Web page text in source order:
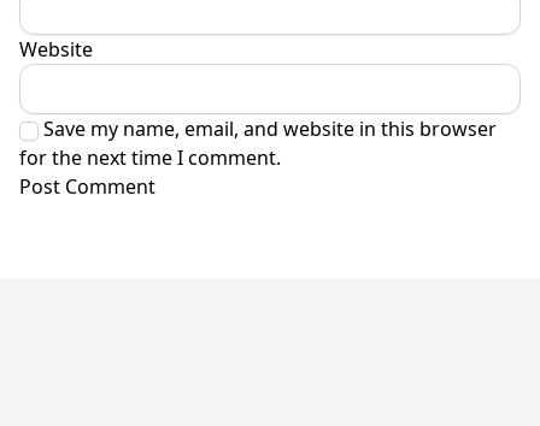
Website
Save my name, email, and website in this browser
for the next time I comment.